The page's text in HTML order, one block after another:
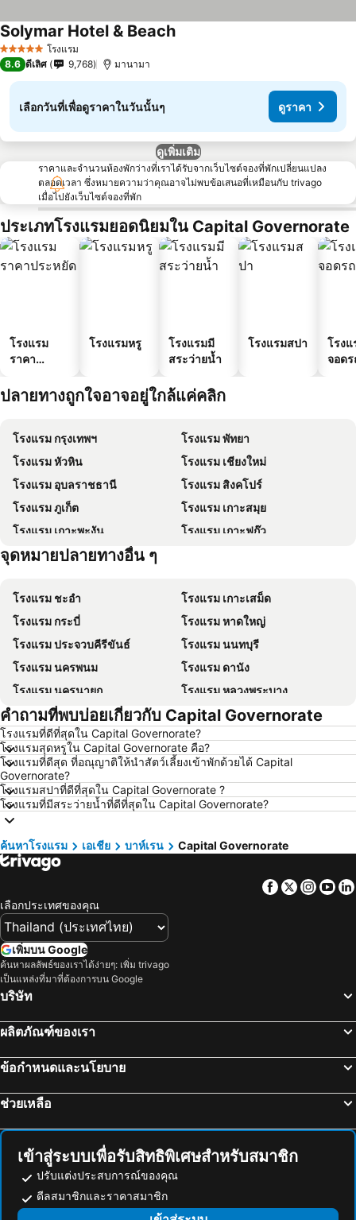
5 ดาว โรงแรม
Solymar Hotel & Beach
8.6 ดีเลิศ 9,768 มานามา
เลือกวันที่เพื่อดูราคาในวันนั้นๆ ดูราคา
ดูเพิ่มเติม
ราคาและจำนวนห้องพักว่างที่เราได้รับจากเว็บไซต์จองที่พักเปลี่ยนแปลง
ตลอดเวลา ซึ่งหมายความว่าคุณอาจไม่พบข้อเสนอที่เหมือนกับ trivago
เมื่อไปยังเว็บไซต์จองที่พัก
ประเภทโรงแรมยอดนิยมใน Capital Governorate
โรงแรม
ราคา
โรงแรมหรู
โรงแรมมี
สระว่ายน้ำ
โรงแรมสปา
โรง
จอดร
ปลายทางถูกใจอาจอยู่ใกล้แค่คลิก
โรงแรม กรุงเทพฯ
โรงแรม พัทยา
โรงแรม หัวหิน
โรงแรม เชียงใหม่
โรงแรม อุบลราชธานี
โรงแรม สิงคโปร์
โรงแรม ภูเก็ต
โรงแรม เกาะสมุย
โรงแรม เกาะพะงัน
โรงแรม เกาะฟุก๊ว
โรงแรม ปีนัง
จุดหมายปลายทางอื่น ๆ
โรงแรม ชะอำ
โรงแรม เกาะเสม็ด
โรงแรม กระบี่
โรงแรม หาดใหญ่
โรงแรม ประจวบคีรีขันธ์
โรงแรม นนทบุรี
โรงแรม นครพนม
โรงแรม ดานัง
โรงแรม นครนายก
โรงแรม หลวงพระบาง
โรงแรม เกาะล้าน
โรงแรม ซินยี่
โรงแรม ระยอง
โรงแรม กาญจนบุรี
โรงแรม สระบุรี
โรงแรม นครราชสีมา
โรงแรม หาดป่าตอง
โรงแรม อุดรธานี
โรงแรม เวียงจันทน์
โรงแรม เกาะเต่า
โรงแรม ภาคตะวันออกเฉียงเหนือ
โรงแรม Schaffhausen
โรงแรม มาเก๊า
โรงแรม คาเมรอนไฮแลนด์
โรงแรม ลักเซมเบิร์ก
โรงแรม กาลิเซีย
โรงแรม ภาคใต้
คำถามที่พบบ่อยเกี่ยวกับ Capital Governorate
โรงแรมที่ดีที่สุดใน Capital Governorate?
โรงแรมสุดหรูใน Capital Governorate คือ?
โรงแรมที่ดีสุด ที่อณุญาติให้นำสัตว์เลี้ยงเข้าพักด้วยได้ Capital
Governorate?
โรงแรมสปาที่ดีที่สุดใน Capital Governorate ?
โรงแรมที่มีสระว่ายน้ำที่ดีที่สุดใน Capital Governorate?
ค้นหาโรงแรม เอเชีย บาห์เรน Capital Governorate
Facebook
Twitter
เลือกประเทศของคุณ
เพิ่มบน Google
ค้นหาผลลัพธ์ของเราได้ง่ายๆ: เพิ่ม trivago
เป็นแหล่งที่มาที่ต้องการบน Google
บริษัท
ผลิตภัณฑ์ของเรา
ข้อกำหนดและนโยบาย
ช่วยเหลือ
เข้าสู่ระบบเพื่อรับสิทธิพิเศษสำหรับสมาชิก
ปรับแต่งประสบการณ์ของคุณ
ดีลสมาชิกและราคาสมาชิก